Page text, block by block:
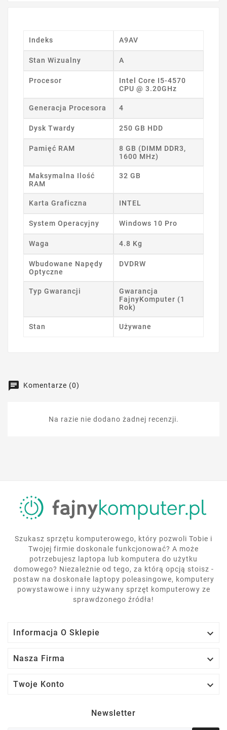
Indeks A9AV
Stan Wizualny A
Procesor
Intel Core I5-4570
CPU @ 3.20GHz
Generacja Procesora 4
Dysk Twardy 250 GB HDD
Pamięć RAM
8 GB (DIMM DDR3,
1600 MHz)
Maksymalna Ilość
RAM
32 GB
Karta Graficzna INTEL
System Operacyjny Windows 10 Pro
Waga 4.8 Kg
Wbudowane Napędy
Optyczne
DVDRW
Typ Gwarancji
Gwarancja
FajnyKomputer (1
Rok)
Stan Używane
Komentarze (0)
Na razie nie dodano żadnej recenzji.
Szukasz sprzętu komputerowego, który pozwoli Tobie i
Twojej firmie doskonale funkcjonować? A może
potrzebujesz laptopa lub komputera do użytku
domowego? Niezależnie od tego, za którą opcją stoisz -
postaw na doskonałe laptopy poleasingowe, komputery
powystawowe i inny używany sprzęt komputerowy ze
sprawdzonego źródła!
Informacja O Sklepie 
Nasza Firma 
Twoje Konto 
Newsletter